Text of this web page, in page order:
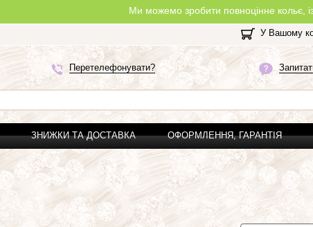
Ми можемо зробити повноцінне кольє, із замочком, з
У Вашому
Перетелефонувати?
ЗНИЖКИ ТА ДОСТАВКА ОФОРМЛЕННЯ, ГАРАНТІЯ